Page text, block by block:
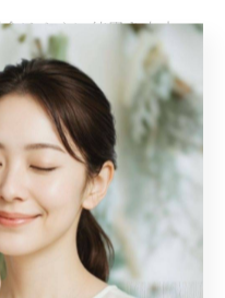
はすぐに使用を中止
ましょう。慎重な製品
を防ぎながら即効性を
保湿術
場合、日常生活で実践
効果的です。まず、洗